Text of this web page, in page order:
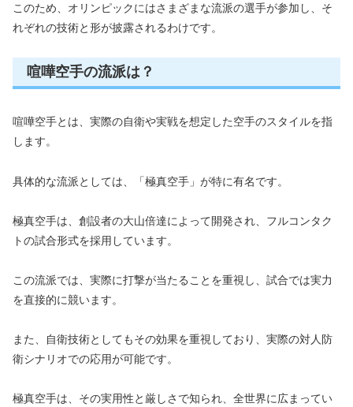
このため、オリンピックにはさまざまな流派の選手が参加し、そ
れぞれの技術と形が披露されるわけです。
喧嘩空手の流派は？
喧嘩空手とは、実際の自衛や実戦を想定した空手のスタイルを指
します。
具体的な流派としては、「極真空手」が特に有名です。
極真空手は、創設者の大山倍達によって開発され、フルコンタク
トの試合形式を採用しています。
この流派では、実際に打撃が当たることを重視し、試合では実力
を直接的に競います。
また、自衛技術としてもその効果を重視しており、実際の対人防
衛シナリオでの応用が可能です。
極真空手は、その実用性と厳しさで知られ、全世界に広まってい